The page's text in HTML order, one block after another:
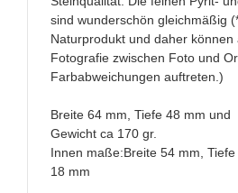
sind wunderschön gleichmäßig
Naturprodukt und daher können
Fotografie zwischen Foto und
Farbabweichungen auftreten.)
Breite 64 mm, Tiefe 48 mm und
Gewicht ca 170 gr.
Innen maße:Breite 54 mm,
18 mm